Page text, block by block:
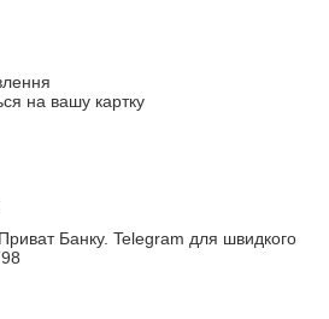
на вашу картку
Банку. Telegram для швидкого